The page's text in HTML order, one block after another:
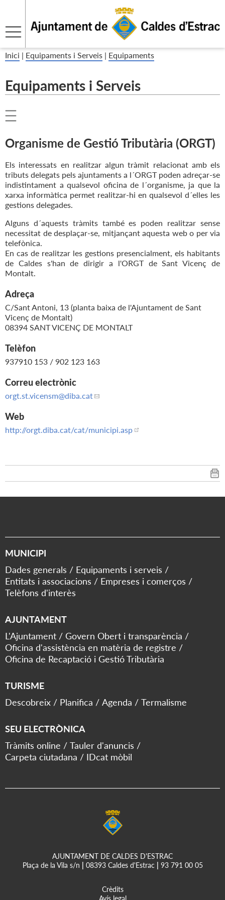
Inici | Equipaments i Serveis | Equipaments
Equipaments i Serveis
Organisme de Gestió Tributària (ORGT)
Els interessats en realitzar algun tràmit relacionat amb els
tributs delegats pels ajuntaments a l´ORGT poden adreçar-se
indistintament a qualsevol oficina de l´organisme, ja que la
xarxa informàtica permet realitzar-hi en qualsevol d´elles les
gestions delegades.
Alguns d´aquests tràmits també es poden realitzar sense
necessitat de desplaçar-se, mitjançant aquesta web o per via
telefònica.
En cas de realitzar les gestions presencialment, els habitants
de Caldes s'han de dirigir a l'ORGT de Sant Vicenç de
Montalt.
Adreça
C/Sant Antoni, 13 (planta baixa de l'Ajuntament de Sant
Vicenç de Montalt)
08394 SANT VICENÇ DE MONTALT
Telèfon
937910 153 / 902 123 163
Correu electrònic
orgt.st.vicensm@diba.cat
Web
http://orgt.diba.cat/cat/municipi.asp
MUNICIPI
Dades generals
Equipaments i serveis
Entitats i associacions
Empreses i comerços
Telèfons d'interès
AJUNTAMENT
L'Ajuntament
Govern Obert i transparència
Oficina d'assistència en matèria de registre
Oficina de Recaptació i Gestió Tributària
TURISME
Descobreix
Planifica Agenda Termalisme
SEU ELECTRÒNICA
Tràmits online
Tauler d'anuncis
Carpeta ciutadana
IDcat mòbil
AJUNTAMENT DE CALDES D'ESTRAC
Plaça de la Vila s/n
08393 Caldes d'Estrac 93 791 00 05
Crèdits
Avís legal